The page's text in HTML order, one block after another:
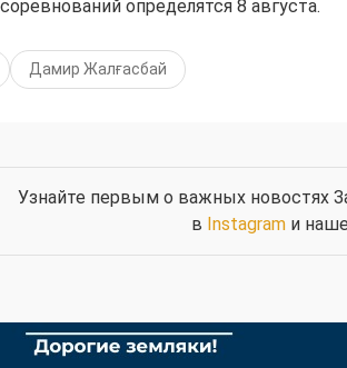
определятся 8 августа.
Дамир Жалғасбай
Узнайте первым о важных новостях
в Instagramи